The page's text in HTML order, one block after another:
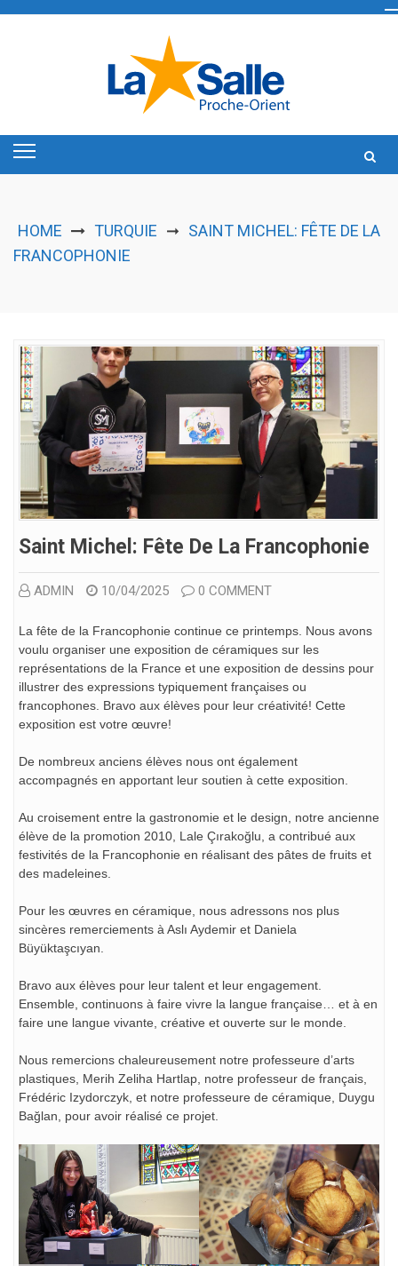
HOME TURQUIE ➞ SAINT MICHEL: FÊTE DE LA
FRANCOPHONIE
Saint Michel: Fête De La Francophonie
ADMIN 10/04/2025 0 COMMENT
La fête de la Francophonie continue ce printemps. Nous avons
voulu organiser une exposition de céramiques sur les
représentations de la France et une exposition de dessins pour
illustrer des expressions typiquement françaises ou
francophones. Bravo aux élèves pour leur créativité! Cette
exposition est votre œuvre!
De nombreux anciens élèves nous ont également
accompagnés en apportant leur soutien à cette exposition.
Au croisement entre la gastronomie et le design, notre ancienne
élève de la promotion 2010, Lale Çırakoğlu, a contribué aux
festivités de la Francophonie en réalisant des pâtes de fruits et
des madeleines.
Pour les œuvres en céramique, nous adressons nos plus
sincères remerciements à Aslı Aydemir et Daniela
Büyüktaşcıyan.
Bravo aux élèves pour leur talent et leur engagement.
Ensemble, continuons à faire vivre la langue française… et à en
faire une langue vivante, créative et ouverte sur le monde.
Nous remercions chaleureusement notre professeure d’arts
plastiques, Merih Zeliha Hartlap, notre professeur de français,
Frédéric Izydorczyk, et notre professeure de céramique, Duygu
Bağlan, pour avoir réalisé ce projet.